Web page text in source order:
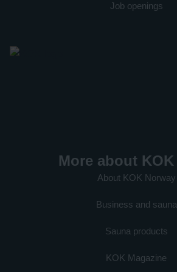
Job openings
More about KOK
About KOK Norway
Business and sauna
Sauna products
KOK Magazine